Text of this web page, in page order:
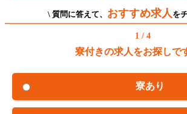
\ 質問に答えて、 おすすめ求人 を
1 / 4
寮付きの求人をお探しで
寮あり